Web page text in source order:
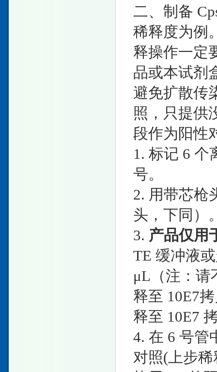
二、制备
稀释度为例
释操作一定
品或本试剂
避免扩散传
照，只提供
段作为阳性
1. 标记 6 个
号。
2. 用带芯枪
头，下同）
3. 产品仅用
TE 缓冲液
μL（注：请
释至 10E7
释至 10E7
4. 在 6 号管
对照(上步稀